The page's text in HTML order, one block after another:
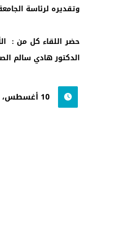
وتقديره لرئاسة
حضر اللقاء كل من :
الدكتور هادي سالم
10 أغسطس، 2021